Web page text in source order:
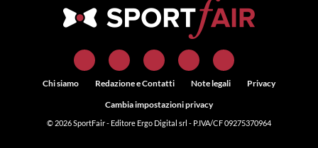
Chi siamo Redazione e Contatti Note legali
Privacy
Cambia impostazioni privacy
© 2026SportFair- Editore Ergo Digital srl - P.IVA/CF 09275370964